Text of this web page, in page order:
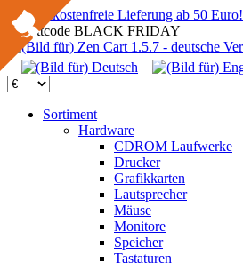
Versandkostenfreie Lieferung ab 50 Euro!
Rabattcode BLACK FRIDAY
Sortiment
Hardware
CDROM Laufwerke
Drucker
Grafikkarten
Lautsprecher
Mäuse
Monitore
Speicher
Tastaturen